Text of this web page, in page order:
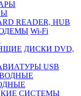
READER, HUB
Wi-Fi
ДИСКИ DVD,
USB